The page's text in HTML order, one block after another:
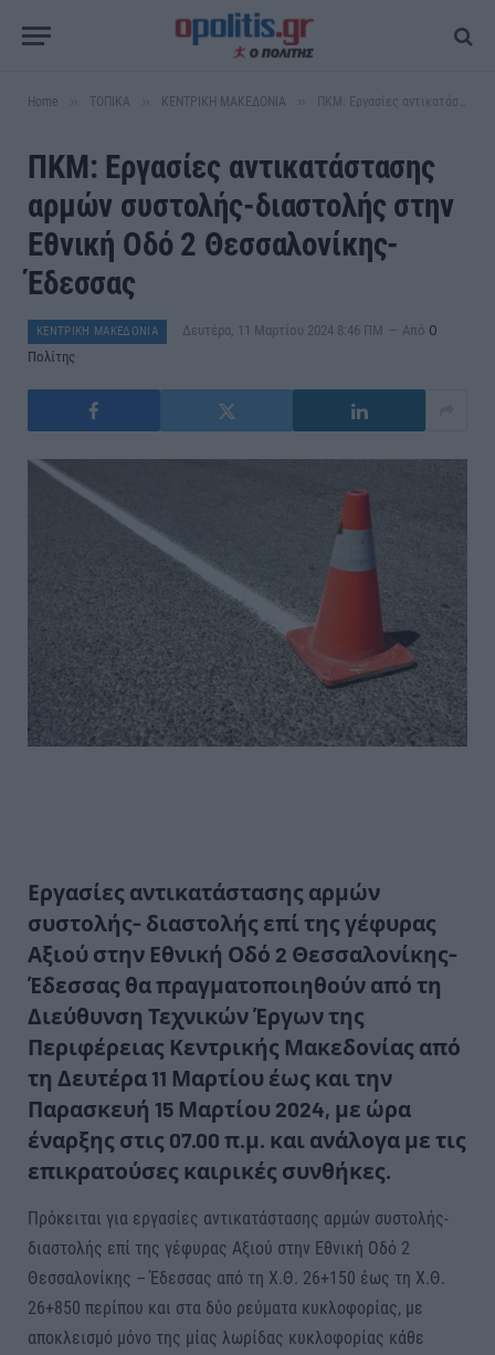
Home ΤΟΠΙΚΑ ΚΕΝΤΡΙΚΗ ΜΑΚΕΔΟΝΙΑ ΠΚΜ: Εργασίες αντικατάστασης αρμών συστολής-διαστολής στην Εθνική Οδό 2 Θεσσαλονίκης-Έδεσσας
ΠΚΜ: Εργασίες αντικατάστασης
αρμών συστολής-διαστολής στην
Εθνική Οδό 2 Θεσσαλονίκης-
Έδεσσας
ΚΕΝΤΡΙΚΗ ΜΑΚΕΔΟΝΙΑ Δευτέρα, 11 Μαρτίου 2024 8:46 ΠΜ Από Ο
Πολίτης
Εργασίες αντικατάστασης αρμών
συστολής- διαστολής επί της γέφυρας
Αξιού στην Εθνική Οδό 2 Θεσσαλονίκης-
Έδεσσας θα πραγματοποιηθούν από τη
Διεύθυνση Τεχνικών Έργων της
Περιφέρειας Κεντρικής Μακεδονίας από
τη Δευτέρα 11 Μαρτίου έως και την
Παρασκευή 15 Μαρτίου 2024, με ώρα
έναρξης στις 07.00 π.μ. και ανάλογα με τις
επικρατούσες καιρικές συνθήκες.
Πρόκειται για εργασίες αντικατάστασης αρμών συστολής-
διαστολής επί της γέφυρας Αξιού στην Εθνική Οδό 2
Θεσσαλονίκης – Έδεσσας από τη Χ.Θ. 26+150 έως τη Χ.Θ.
26+850 περίπου και στα δύο ρεύματα κυκλοφορίας, με
αποκλεισμό μόνο της μίας λωρίδας κυκλοφορίας κάθε